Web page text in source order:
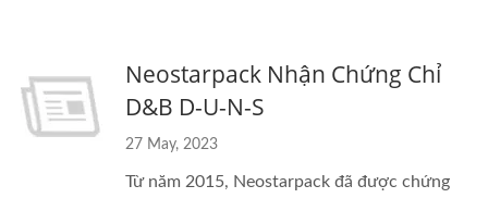
Neostarpack Nhận Chứng Chỉ
D&B D-U-N-S
27 May, 2023
Từ năm 2015, Neostarpack đã được chứng